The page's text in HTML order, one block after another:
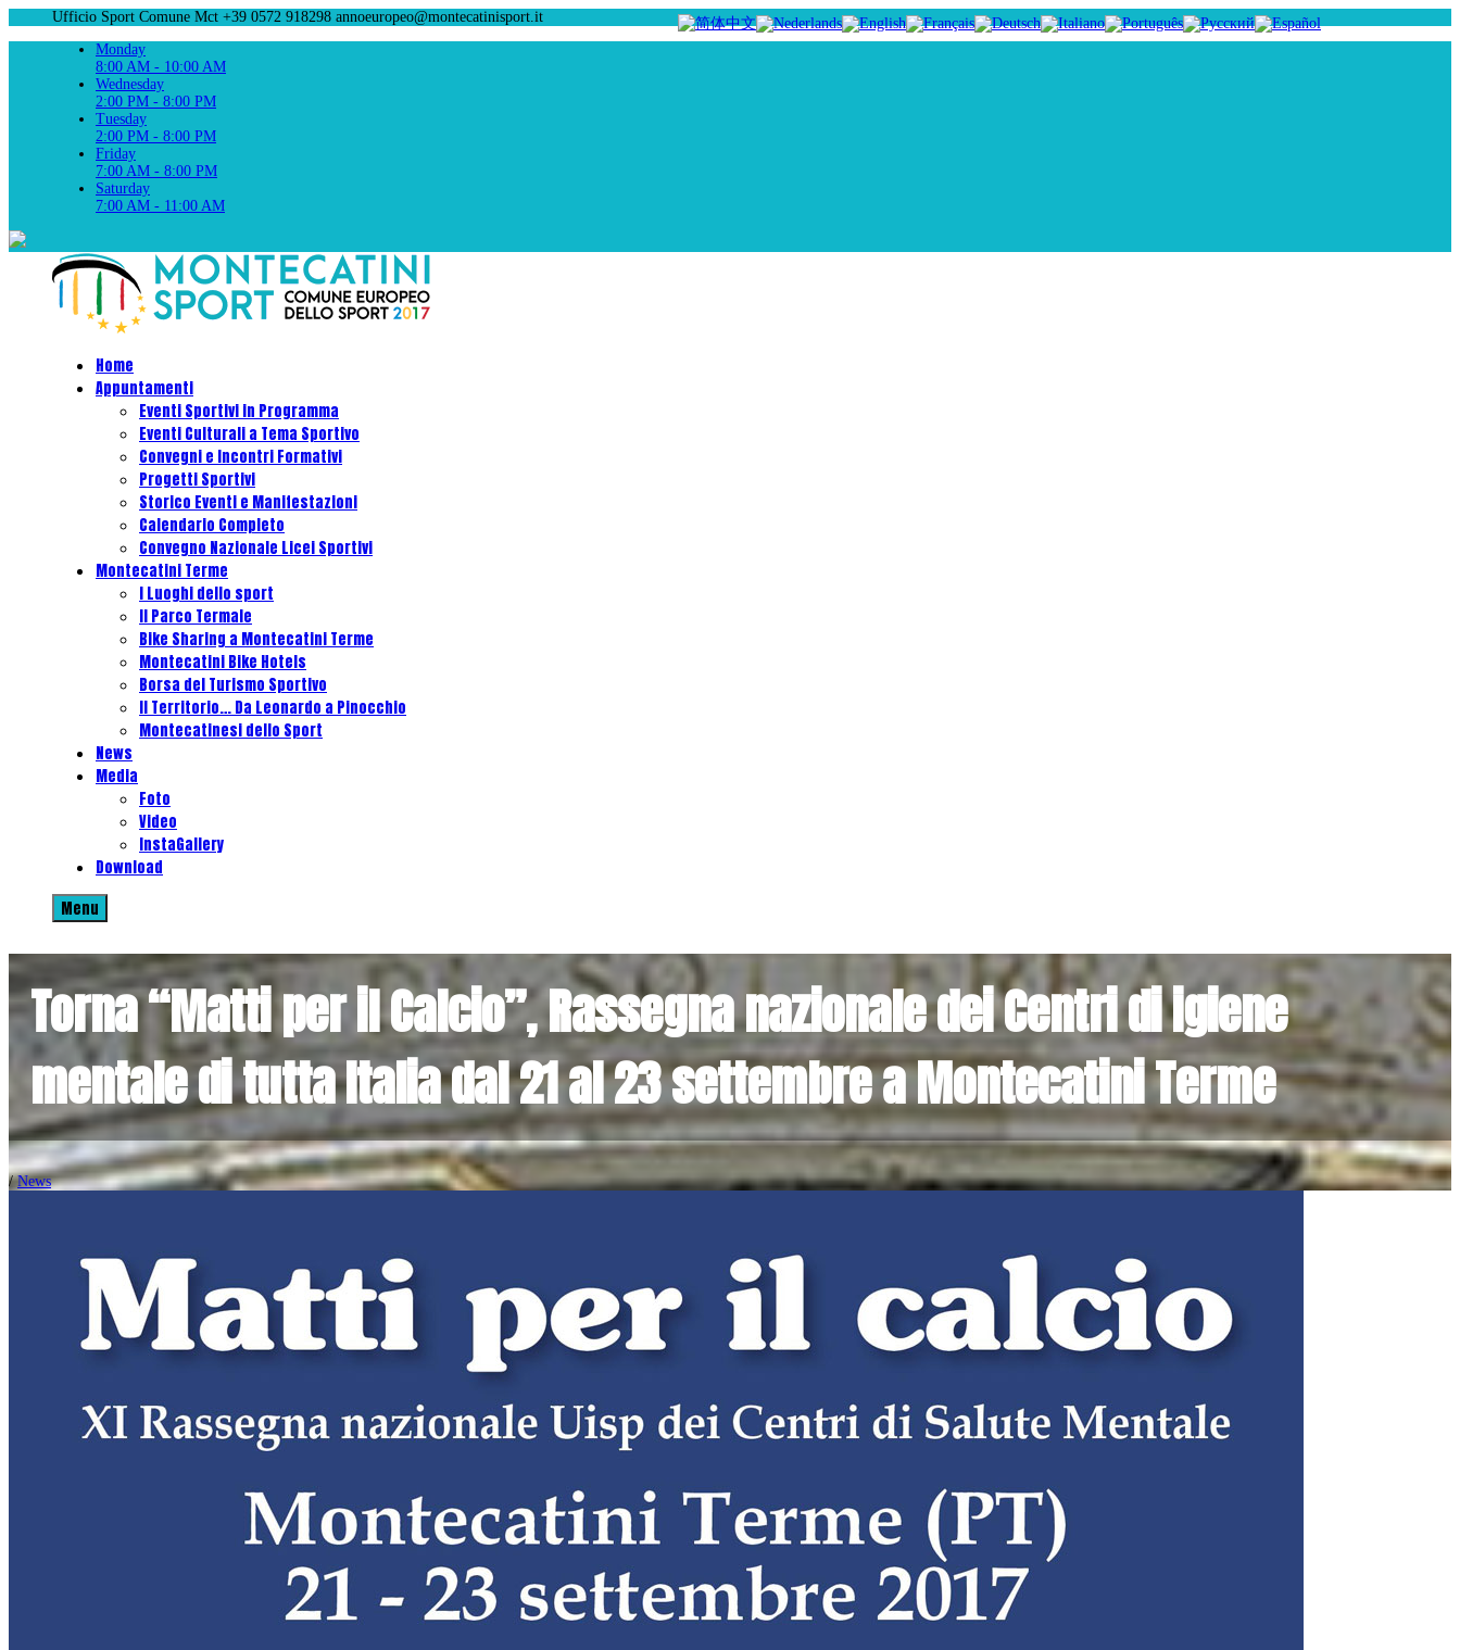
Ufficio Sport Comune Mct +39 0572 918298 annoeuropeo@montecatinisport.it
Monday
8:00 AM - 10:00 AM
Wednesday
2:00 PM - 8:00 PM
Tuesday
2:00 PM - 8:00 PM
Friday
7:00 AM - 8:00 PM
Saturday
7:00 AM - 11:00 AM
Home
Appuntamenti
Eventi Sportivi in Programma
Eventi Culturali a Tema Sportivo
Convegni e Incontri Formativi
Progetti Sportivi
Storico Eventi e Manifestazioni
Calendario Completo
Convegno Nazionale Licei Sportivi
Montecatini Terme
I Luoghi dello sport
Il Parco Termale
Bike Sharing a Montecatini Terme
Montecatini Bike Hotels
Borsa del Turismo Sportivo
Il Territorio… Da Leonardo a Pinocchio
Montecatinesi dello Sport
News
Media
Foto
Video
InstaGallery
Download
Menu
Torna “Matti per il Calcio”, Rassegna nazionale dei Centri di igiene
mentale di tutta Italia dal 21 al 23 settembre a Montecatini Terme
/News